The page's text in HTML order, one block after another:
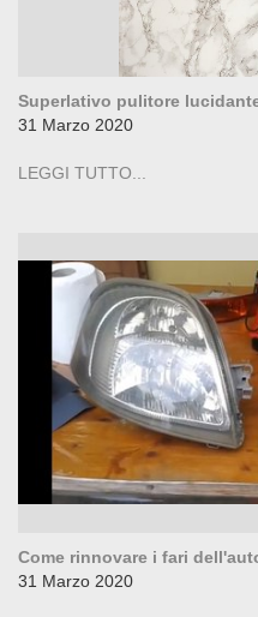
Superlativo pulitore
31 Marzo 2020
LEGGI TUTTO...
Come rinnovare i fari
31 Marzo 2020